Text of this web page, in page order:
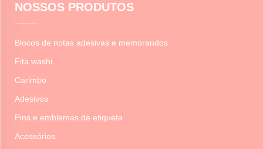
NOSSOS PRODUTOS
Blocos de notas adesivas e memorandos
Fita washi
Carimbo
Adesivos
Pins e emblemas de etiqueta
Acessórios